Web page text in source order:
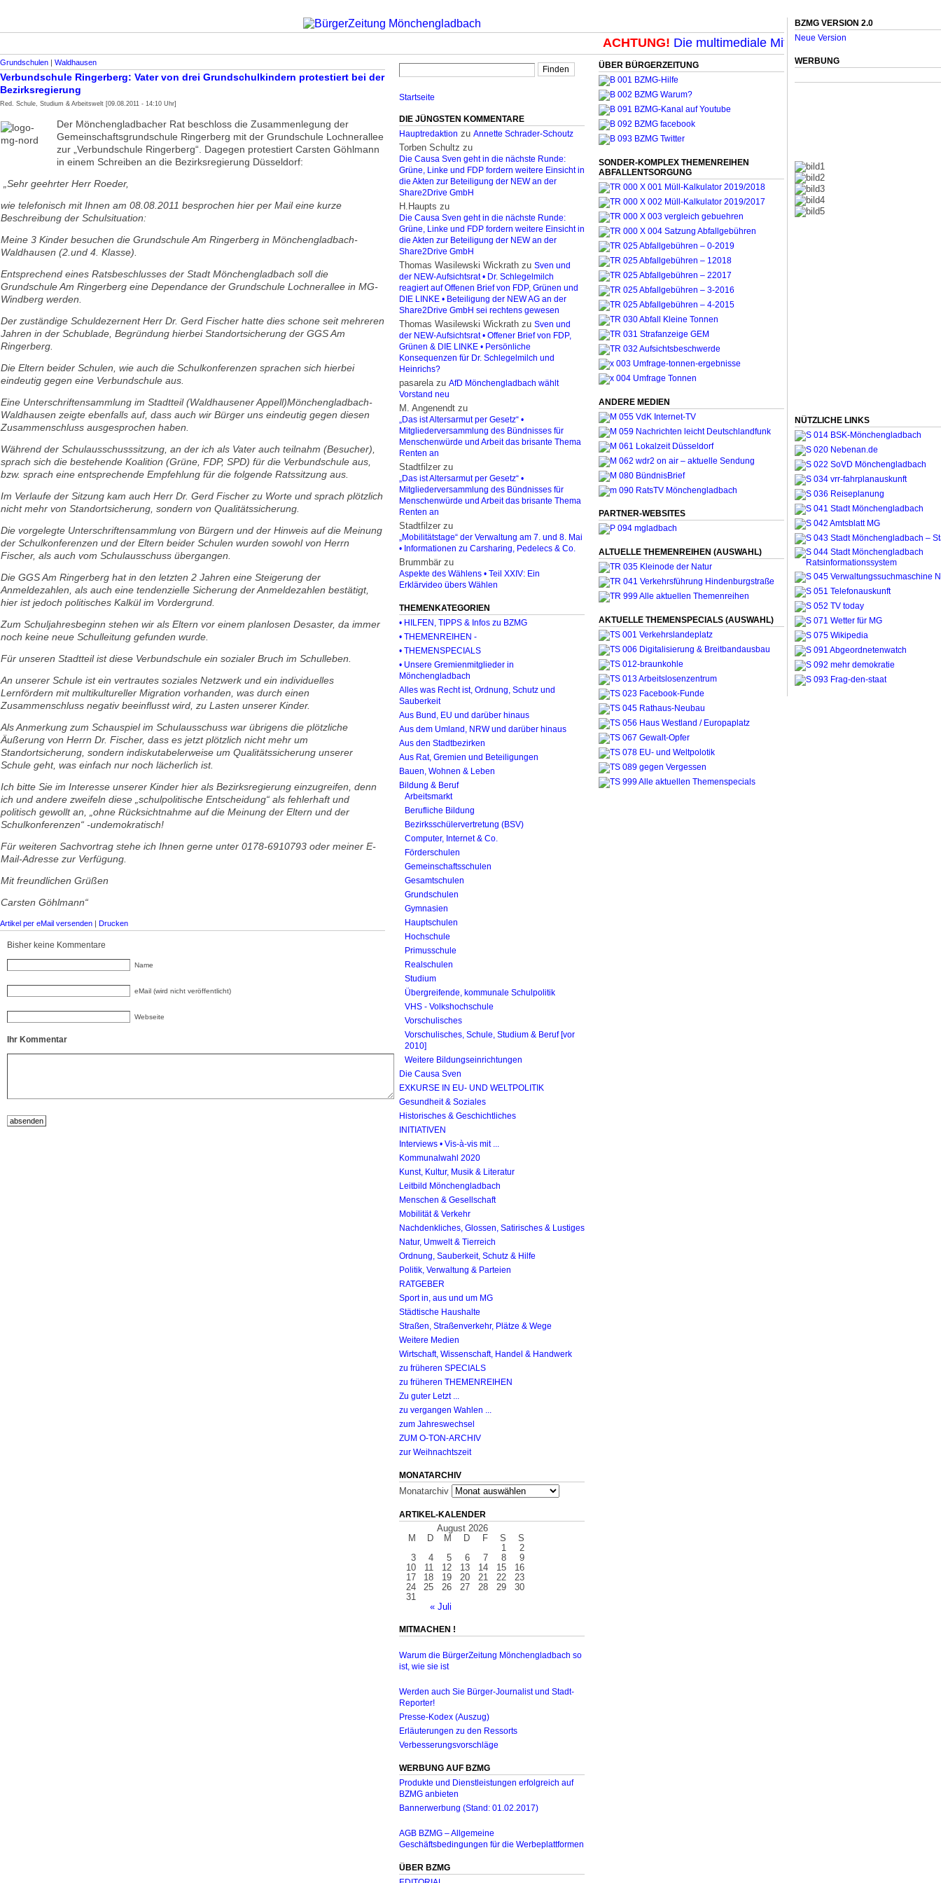
ACHTUNG!Die multimediale Mit-Mach-Zeitung für
Grundschulen | Waldhausen
Verbundschule Ringerberg: Vater von drei Grundschulkindern protestiert bei der
Bezirksregierung
Red. Schule, Studium & Arbeitswelt [09.08.2011 - 14:10 Uhr]
Der Mönchengladbacher Rat beschloss die Zusammenlegung der
Gemeinschaftsgrundschule Ringerberg mit der Grundschule Lochnerallee
zur „Verbundschule Ringerberg“. Dagegen protestiert Carsten Göhlmann
in einem Schreiben an die Bezirksregierung Düsseldorf:
„Sehr geehrter Herr Roeder,
wie telefonisch mit Ihnen am 08.08.2011 besprochen hier per Mail eine kurze
Beschreibung der Schulsituation:
Meine 3 Kinder besuchen die Grundschule Am Ringerberg in Mönchengladbach-
Waldhausen (2.und 4. Klasse).
Entsprechend eines Ratsbeschlusses der Stadt Mönchengladbach soll die
Grundschule Am Ringerberg eine Dependance der Grundschule Lochnerallee in MG-
Windberg werden.
Der zuständige Schuldezernent Herr Dr. Gerd Fischer hatte dies schone seit mehreren
Jahren in der Schublade, Begründung hierbei Standortsicherung der GGS Am
Ringerberg.
Die Eltern beider Schulen, wie auch die Schulkonferenzen sprachen sich hierbei
eindeutig gegen eine Verbundschule aus.
Eine Unterschriftensammlung im Stadtteil (Waldhausener Appell)Mönchengladbach-
Waldhausen zeigte ebenfalls auf, dass auch wir Bürger uns eindeutig gegen diesen
Zusammenschluss ausgesprochen haben.
Während der Schulausschusssitzung, an der ich als Vater auch teilnahm (Besucher),
sprach sich die bestehende Koalition (Grüne, FDP, SPD) für die Verbundschule aus,
bzw. sprach eine entsprechende Empfehlung für die folgende Ratssitzung aus.
Im Verlaufe der Sitzung kam auch Herr Dr. Gerd Fischer zu Worte und sprach plötzlich
nicht mehr von Standortsicherung, sondern von Qualitätssicherung.
Die vorgelegte Unterschriftensammlung von Bürgern und der Hinweis auf die Meinung
der Schulkonferenzen und der Eltern beider Schulen wurden sowohl von Herrn
Fischer, als auch vom Schulausschuss übergangen.
Die GGS Am Ringerberg hat in den letzten 2 Jahren eine Steigerung der
Anmeldezahlen, als auch eine tendenzielle Sicherung der Anmeldezahlen bestätigt,
hier ist jedoch politisches Kalkül im Vordergrund.
Zum Schuljahresbeginn stehen wir als Eltern vor einem planlosen Desaster, da immer
noch keine neue Schulleitung gefunden wurde.
Für unseren Stadtteil ist diese Verbundschule ein sozialer Bruch im Schulleben.
An unserer Schule ist ein vertrautes soziales Netzwerk und ein individuelles
Lernfördern mit multikultureller Migration vorhanden, was durch einen
Zusammenschluss negativ beeinflusst wird, zu Lasten unserer Kinder.
Als Anmerkung zum Schauspiel im Schulausschuss war übrigens die plötzliche
Äußerung von Herrn Dr. Fischer, dass es jetzt plötzlich nicht mehr um
Standortsicherung, sondern indiskutabelerweise um Qualitätssicherung unserer
Schule geht, was einfach nur noch lächerlich ist.
Ich bitte Sie im Interesse unserer Kinder hier als Bezirksregierung einzugreifen, denn
ich und andere zweifeln diese „schulpolitische Entscheidung“ als fehlerhaft und
politisch gewollt an, „ohne Rücksichtnahme auf die Meinung der Eltern und der
Schulkonferenzen“ -undemokratisch!
Für weiteren Sachvortrag stehe ich Ihnen gerne unter 0178-6910793 oder meiner E-
Mail-Adresse zur Verfügung.
Mit freundlichen Grüßen
Carsten Göhlmann“
Artikel per eMail versenden | Drucken
Bisher keine Kommentare
Name
eMail (wird nicht veröffentlicht)
Webseite
Ihr Kommentar
Startseite
DIE JÜNGSTEN KOMMENTARE
Hauptredaktion zu Annette Schrader-Schoutz
Torben Schultz zu
Die Causa Sven geht in die nächste Runde:
Grüne, Linke und FDP fordern weitere Einsicht in
die Akten zur Beteiligung der NEW an der
Share2Drive GmbH
H.Haupts zu
Die Causa Sven geht in die nächste Runde:
Grüne, Linke und FDP fordern weitere Einsicht in
die Akten zur Beteiligung der NEW an der
Share2Drive GmbH
Thomas Wasilewski Wickrath zu Sven und
der NEW-Aufsichtsrat • Dr. Schlegelmilch
reagiert auf Offenen Brief von FDP, Grünen und
DIE LINKE • Beteiligung der NEW AG an der
Share2Drive GmbH sei rechtens gewesen
Thomas Wasilewski Wickrath zu Sven und
der NEW-Aufsichtsrat • Offener Brief von FDP,
Grünen & DIE LINKE • Persönliche
Konsequenzen für Dr. Schlegelmilch und
Heinrichs?
pasarelazu AfD Mönchengladbach wählt
Vorstand neu
M. Angenendt zu
„Das ist Altersarmut per Gesetz“ •
Mitgliederversammlung des Bündnisses für
Menschenwürde und Arbeit das brisante Thema
Renten an
Stadtfilzer zu
„Das ist Altersarmut per Gesetz“ •
Mitgliederversammlung des Bündnisses für
Menschenwürde und Arbeit das brisante Thema
Renten an
Stadtfilzer zu
„Mobilitätstage“ der Verwaltung am 7. und 8. Mai
• Informationen zu Carsharing, Pedelecs & Co.
Brummbär zu
Aspekte des Wählens • Teil XXIV: Ein
Erklärvideo übers Wählen
THEMENKATEGORIEN
• HILFEN, TIPPS & Infos zu BZMG
• THEMENREIHEN -
• THEMENSPECIALS
• Unsere Gremienmitglieder in
Mönchengladbach
Alles was Recht ist, Ordnung, Schutz und
Sauberkeit
Aus Bund, EU und darüber hinaus
Aus dem Umland, NRW und darüber hinaus
Aus den Stadtbezirken
Aus Rat, Gremien und Beteiligungen
Bauen, Wohnen & Leben
Bildung & Beruf
Arbeitsmarkt
Berufliche Bildung
Bezirksschülervertretung (BSV)
Computer, Internet & Co.
Förderschulen
Gemeinschaftsschulen
Gesamtschulen
Grundschulen
Gymnasien
Hauptschulen
Hochschule
Primusschule
Realschulen
Studium
Übergreifende, kommunale Schulpolitik
VHS - Volkshochschule
Vorschulisches
Vorschulisches, Schule, Studium & Beruf [vor
2010]
Weitere Bildungseinrichtungen
Die Causa Sven
EXKURSE IN EU- UND WELTPOLITIK
Gesundheit & Soziales
Historisches & Geschichtliches
INITIATIVEN
Interviews • Vis-à-vis mit ...
Kommunalwahl 2020
Kunst, Kultur, Musik & Literatur
Leitbild Mönchengladbach
Menschen & Gesellschaft
Mobilität & Verkehr
Nachdenkliches, Glossen, Satirisches & Lustiges
Natur, Umwelt & Tierreich
Ordnung, Sauberkeit, Schutz & Hilfe
Politik, Verwaltung & Parteien
RATGEBER
Sport in, aus und um MG
Städtische Haushalte
Straßen, Straßenverkehr, Plätze & Wege
Weitere Medien
Wirtschaft, Wissenschaft, Handel & Handwerk
zu früheren SPECIALS
zu früheren THEMENREIHEN
Zu guter Letzt ...
zu vergangen Wahlen ...
zum Jahreswechsel
ZUM O-TON-ARCHIV
zur Weihnachtszeit
MONATARCHIV
Monatarchiv
ARTIKEL-KALENDER
August 2026
M
D M D F S S
« Juli
1
2
3
4 5 6 7 8
9
10
11 12 13 14 15
16
17
18 19 20 21 22
23
24
25 26 27 28 29
30
31
MITMACHEN !
Warum die BürgerZeitung Mönchengladbach so
ist, wie sie ist
Werden auch Sie Bürger-Journalist und Stadt-
Reporter!
Presse-Kodex (Auszug)
Erläuterungen zu den Ressorts
Verbesserungsvorschläge
WERBUNG AUF BZMG
Produkte und Dienstleistungen erfolgreich auf
BZMG anbieten
Bannerwerbung (Stand: 01.02.2017)
AGB BZMG – Allgemeine
Geschäftsbedingungen für die Werbeplattformen
ÜBER BZMG
ÜBER BÜRGERZEITUNG
SONDER-KOMPLEX THEMENREIHEN
ABFALLENTSORGUNG
ANDERE MEDIEN
PARTNER-WEBSITES
ALTUELLE THEMENREIHEN (AUSWAHL)
AKTUELLE THEMENSPECIALS (AUSWAHL)
BZMG VERSION 2.0
Neue Version
WERBUNG
NÜTZLICHE LINKS